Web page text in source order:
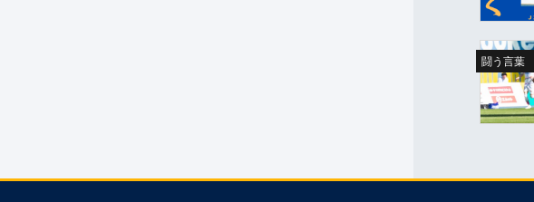
闘う言葉